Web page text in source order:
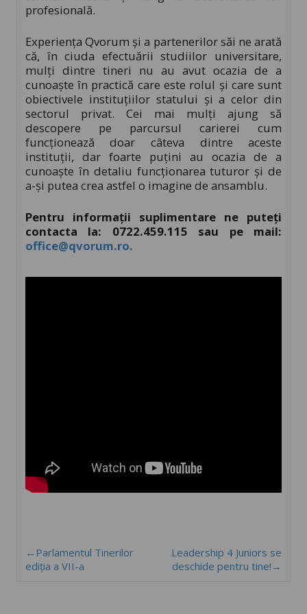
profesională.
Experiența Qvorum și a partenerilor săi ne arată
că, în ciuda efectuării studiilor universitare,
mulți dintre tineri nu au avut ocazia de a
cunoaște în practică care este rolul și care sunt
obiectivele instituțiilor statului și a celor din
sectorul privat. Cei mai mulți ajung să
descopere pe parcursul carierei cum
funcționează doar câteva dintre aceste
instituții, dar foarte puțini au ocazia de a
cunoaște în detaliu funcționarea tuturor și de
a-și putea crea astfel o imagine de ansamblu.
Pentru informații suplimentare ne puteți
contacta la: 0722.459.115 sau pe mail:
office@qvorum.ro.
←Parlamentul Tinerilor
ediția a VII-a
Leadership 4 Juniors se
deschide pentru tine!→